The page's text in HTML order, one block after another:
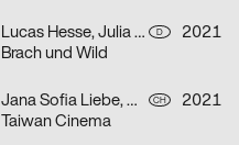
Lucas Hesse, Julia Löffler D
2021
Brach und Wild
Jana Sofia Liebe, Wetli Tanaka Minami CH
2021
Taiwan Cinema